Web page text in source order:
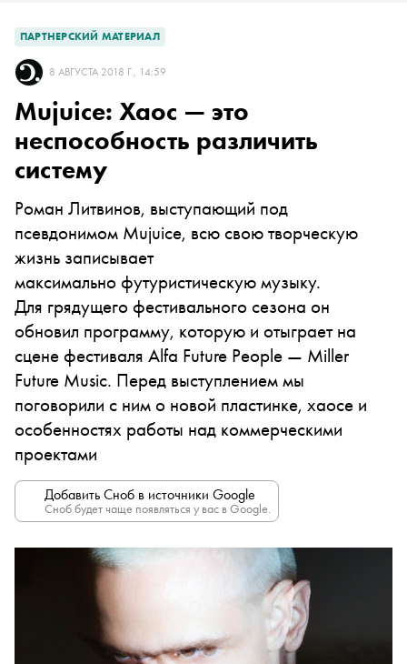
ПАРТНЕРСКИЙ МАТЕРИАЛ
8 АВГУСТА 2018 Г., 14:59
Mujuice: Хаос — это
неспособность различить
систему
Роман Литвинов, выступающий под
псевдонимом Mujuice, всю свою творческую
жизнь записывает
максимально футуристическую музыку.
Для грядущего фестивального сезона он
обновил программу, которую и отыграет на
сцене фестиваля Alfa Future People — Miller
Future Music. Перед выступлением мы
поговорили с ним о новой пластинке, хаосе и
особенностях работы над коммерческими
проектами
Добавить Сноб в источники Google
Сноб будет чаще появляться у вас в Google.